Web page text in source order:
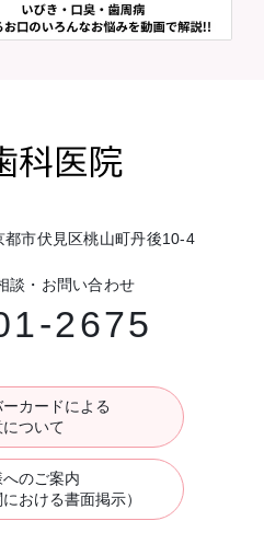
市伏見区桃山町丹後10-4
談・お問い合わせ
2675
カードによる
について
へのご案内
おける書面掲示）